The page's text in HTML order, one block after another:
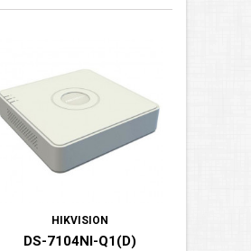
HIKVISION
DS-7104NI-Q1(D)